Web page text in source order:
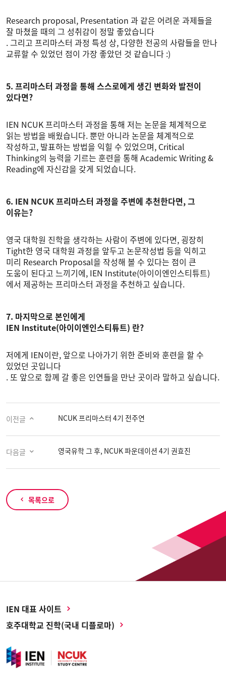
Research proposal, Presentation 과 같은 어려운 과제들을
잘 마쳤을 때의 그 성취감이 정말 좋았습니다
. 그리고 프리마스터 과정 특성 상, 다양한 전공의 사람들을 만나
교류할 수 있었던 점이 가장 좋았던 것 같습니다 :)
5. 프리마스터 과정을 통해 스스로에게 생긴 변화와 발전이
있다면?
IEN NCUK 프리마스터 과정을 통해 저는 논문을 체계적으로
읽는 방법을 배웠습니다. 뿐만 아니라 논문을 체계적으로
작성하고, 발표하는 방법을 익힐 수 있었으며, Critical
Thinking의 능력을 기르는 훈련을 통해 Academic Writing &
Reading에 자신감을 갖게 되었습니다.
6. IEN NCUK 프리마스터 과정을 주변에 추천한다면, 그
이유는?
영국 대학원 진학을 생각하는 사람이 주변에 있다면, 굉장히
Tight한 영국 대학원 과정을 앞두고 논문작성법 등을 익히고
미리 Research Proposal을 작성해 볼 수 있다는 점이 큰
도움이 된다고 느끼기에, IEN Institute(아이이엔인스티튜트)
에서 제공하는 프리마스터 과정을 추천하고 싶습니다.
7. 마지막으로 본인에게
IEN Institute(아이이엔인스티튜트) 란?
저에게 IEN이란, 앞으로 나아가기 위한 준비와 훈련을 할 수
있었던 곳입니다
. 또 앞으로 함께 갈 좋은 인연들을 만난 곳이라 말하고 싶습니다.
이전글 NCUK 프리마스터 4기 전주연
다음글 영국유학 그 후, NCUK 파운데이션 4기 권효진
목록으로
IEN 대표 사이트
호주대학교 진학(국내 디플로마)